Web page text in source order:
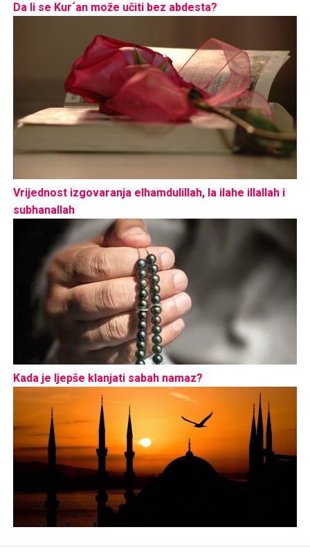
Da li se Kur´an može učiti bez abdesta?
Vrijednost izgovaranja elhamdulillah, la ilahe illallah i
subhanallah
Kada je ljepše klanjati sabah namaz?